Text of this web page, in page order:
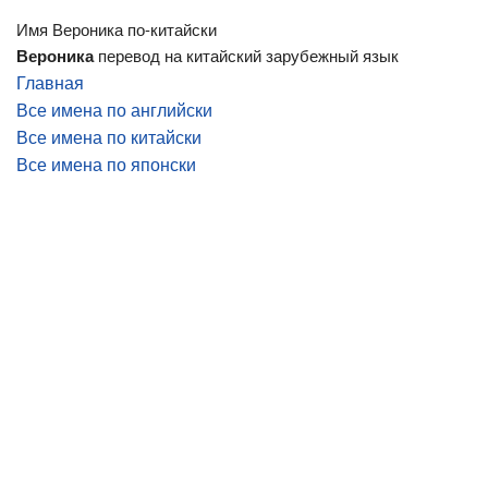
Имя Вероника по-китайски
Вероникаперевод на китайский зарубежный язык
Главная
Все имена по английски
Все имена по китайски
Все имена по японски